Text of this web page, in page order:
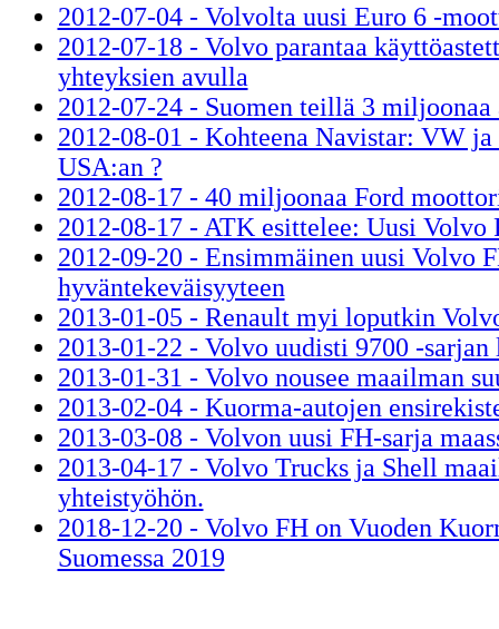
2012-07-04 - Volvolta uusi Euro 6 -
2012-07-18 - Volvo parantaa
yhteyksien avulla
2012-07-24 - Suomen teillä 3 miljoonaa
2012-08-01 - Kohteena Navistar: VW ja
USA:an ?
2012-08-17 - 40 miljoonaa Ford
2012-08-17 - ATK esittelee: Uusi Volvo
2012-09-20 - Ensimmäinen uusi Volvo
hyväntekeväisyyteen
2013-01-05 - Renault myi loputkin
2013-01-22 - Volvo uudisti 9700 -sarjan
2013-01-31 - Volvo nousee maailman
2013-02-04 - Kuorma-autojen
2013-03-08 - Volvon uusi FH-sarja
2013-04-17 - Volvo Trucks ja Shell
yhteistyöhön.
2018-12-20 - Volvo FH on Vuoden
Suomessa 2019